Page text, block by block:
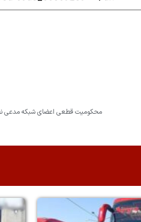
محکومیت قطعی اعضای شبکه مدعی